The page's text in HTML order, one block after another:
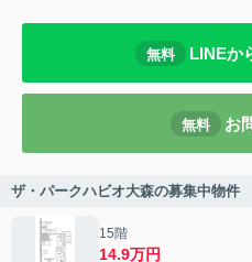
無料 LINEか
無料 お
ザ・パークハビオ大森の募集中物件
15階
14.9万円